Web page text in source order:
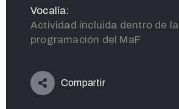
Vocalía:
Actividad incluida dentro de la
programación del MaF
Compartir